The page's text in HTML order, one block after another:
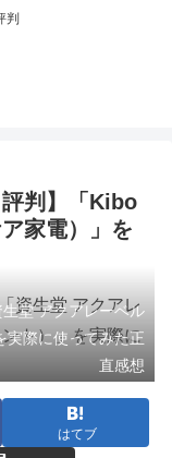
判
評判】「Kibo
家電）」を
堂 アクアレーベル
実際に使ってみた正
直感想
はてブ